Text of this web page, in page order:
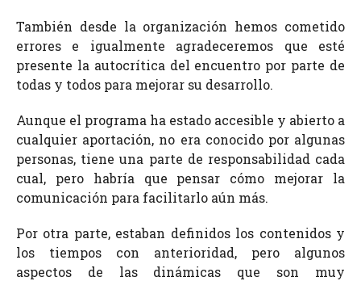
También desde la organización hemos cometido
errores e igualmente agradeceremos que esté
presente la autocrítica del encuentro por parte de
todas y todos para mejorar su desarrollo.
Aunque el programa ha estado accesible y abierto a
cualquier aportación, no era conocido por algunas
personas, tiene una parte de responsabilidad cada
cual, pero habría que pensar cómo mejorar la
comunicación para facilitarlo aún más.
Por otra parte, estaban definidos los contenidos y
los tiempos con anterioridad, pero algunos
aspectos de las dinámicas que son muy